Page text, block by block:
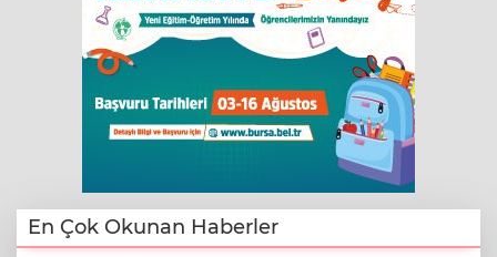
En Çok Okunan Haberler